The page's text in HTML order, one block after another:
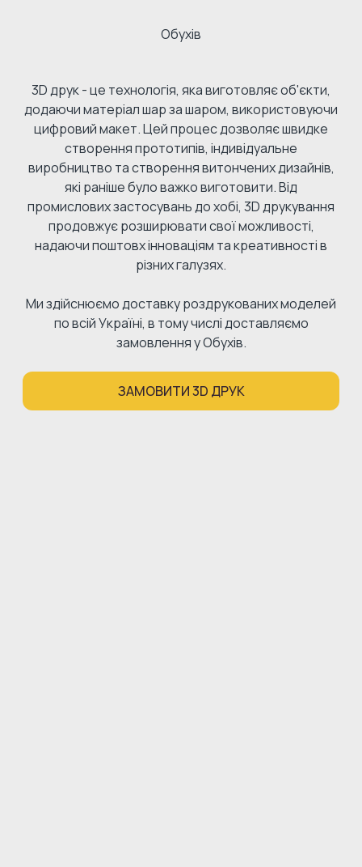
Обухів
3D друк - це технологія, яка виготовляє об'єкти,
додаючи матеріал шар за шаром, використовуючи
цифровий макет. Цей процес дозволяє швидке
створення прототипів, індивідуальне
виробництво та створення витончених дизайнів,
які раніше було важко виготовити. Від
промислових застосувань до хобі, 3D друкування
продовжує розширювати свої можливості,
надаючи поштовх інноваціям та креативності в
різних галузях.
Ми здійснюємо доставку роздрукованих моделей
по всій Україні, в тому числі доставляємо
замовлення у Обухів.
ЗАМОВИТИ 3D ДРУК